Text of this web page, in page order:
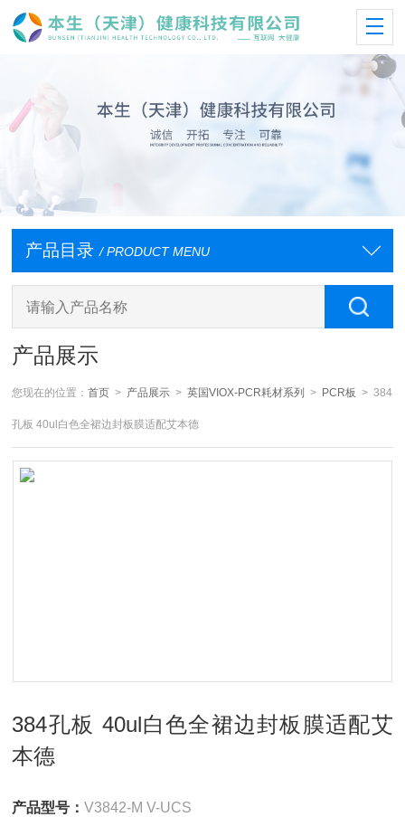
产品目录 / PRODUCT MENU
产品展示
您现在的位置：首页 > 产品展示 >英国VIOX-PCR耗材系列 > PCR板 > 384
孔板 40ul白色全裙边封板膜适配艾本德
384孔板 40ul白色全裙边封板膜适配艾
本德
产品型号：V3842-M V-UCS